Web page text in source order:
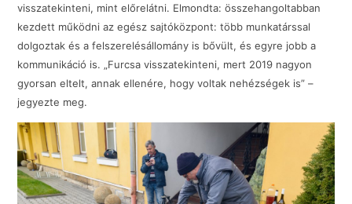
visszatekinteni, mint előrelátni. Elmondta: összehangoltabban
kezdett működni az egész sajtóközpont: több munkatárssal
dolgoztak és a felszerelésállomány is bővült, és egyre jobb a
kommunikáció is. „Furcsa visszatekinteni, mert 2019 nagyon
gyorsan eltelt, annak ellenére, hogy voltak nehézségek is” –
jegyezte meg.